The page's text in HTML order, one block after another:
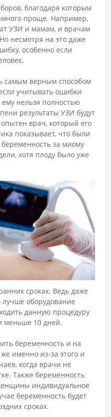
благодаря которым
проще. Например,
УЗИ и мамам, и врачам
несмотря на это даже
особенно если
самым верным способом
учитывать ошибки
нельзя полностью
результаты УЗИ будут
опытен врач, который его
показывает, что были
за миому
хотя плоду было уже
сроках. Ведь даже
лучше оборудование
данную процедуру
меньше 10 дней.
беременность и на
именно из-за этого и
когда врачи не
Также беременность
индивидуальное
беременность будет
сроках.